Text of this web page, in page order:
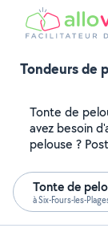
Tondeurs de
Tonte de
avez besoin
pelouse ?
Tonte de
à Six-Fours-les-